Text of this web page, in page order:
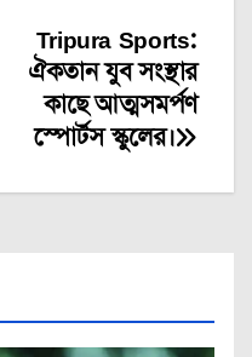
Tripura Sports:
ঐকতান যুব সংস্থার
কাছে আত্মসমর্পণ
স্পোর্টস স্কুলের।